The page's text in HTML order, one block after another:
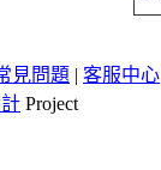
見問題 | 客服中心
Project